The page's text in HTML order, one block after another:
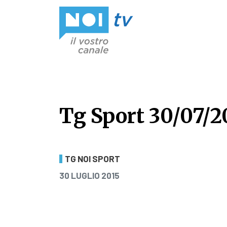
Tg Sport 30/07/
Tg Sport 30/07/
TG NOI SPORT
PUBBLICATO IL
30 LUGLIO 2015